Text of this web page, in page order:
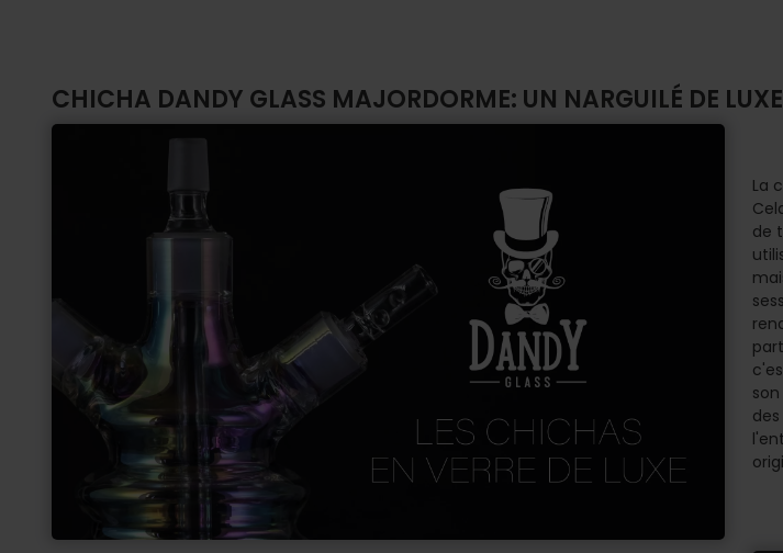
CHICHA DANDY GLASS MAJORDORME: UN NARGUILÉ DE
La
de